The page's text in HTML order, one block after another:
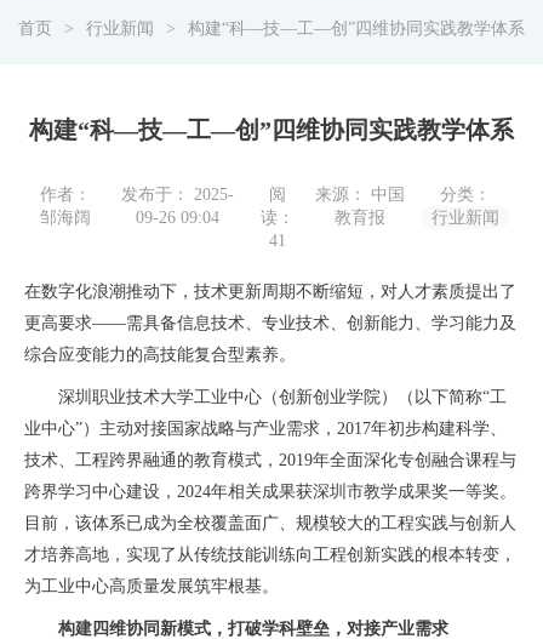
首页 行业新闻 构建“科—技—工—创”四维协同实践教学体系
构建“科—技—工—创”四维协同实践教学体系
作者：
邹海阔
发布于： 2025-
09-26 09:04
阅
读：
41
来源： 中国
教育报
分类：
行业新闻
在数字化浪潮推动下，技术更新周期不断缩短，对人才素质提出了
更高要求——需具备信息技术、专业技术、创新能力、学习能力及
综合应变能力的高技能复合型素养。
深圳职业技术大学工业中心（创新创业学院）（以下简称“工
业中心”）主动对接国家战略与产业需求，2017年初步构建科学、
技术、工程跨界融通的教育模式，2019年全面深化专创融合课程与
跨界学习中心建设，2024年相关成果获深圳市教学成果奖一等奖。
目前，该体系已成为全校覆盖面广、规模较大的工程实践与创新人
才培养高地，实现了从传统技能训练向工程创新实践的根本转变，
为工业中心高质量发展筑牢根基。
构建四维协同新模式，打破学科壁垒，对接产业需求